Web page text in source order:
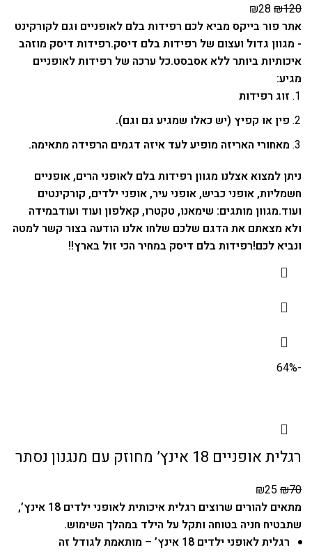
₪120
₪28
אתר פור בייקס מביא לכם רפידות בלם לאופניים וגם לקורקינט
- מגוון גדול ועצום של רפידות בלם דיסק.רפידות דיסק מוזהב
איכותיות ביותר ללא אסבסט.כל ערכה של רפידות לאופניים
מגיע:
זוג רפידות
פין או קפיץ (יש כאלו שמגיע גם וגם).
מאחורי האריזה מופיע לעד איזה דגמים הרפידה מתאימה.
ניתן למצוא אצלנו מגוון רפידות בלם לאופני הרים, אופניים
חשמליות, אופני כביש, אופני עיר, אופני ילדים, קורקינטים
ועוד.מגוון מותגים: שימאנו, טקטרו, קאלפון ועוד ועודבמידה
ולא מצאתם את הדגם שלכם שלחו אלנו הודעה בצור קשר למטה
ונביא לכם!רפידות בלם דיסק במחיר הכי זול בארץ!!
-64%
רגלית אופניים 18 אינץ’ מחוזק עם מנגנון נסתר
₪70
₪25
מתאים להורים שרוצים רגלית איכותית לאופני ילדים 18 אינץ’,
שתבטיח חניה בטוחה ותקל על הילד במהלך השימוש.
רגלית לאופני ילדים 18 אינץ’ – מותאמת לגודל זה